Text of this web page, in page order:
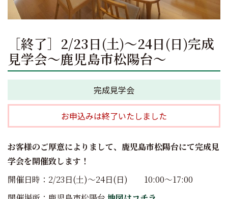
［終了］2/23日(土)～24日(日)完成
見学会～鹿児島市松陽台～
完成見学会
お申込みは終了いたしました
お客様のご厚意によりまして、鹿児島市松陽台にて完成見
学会を開催致します！
開催日時：2/23日(土)～24日(日) 10:00～17:00